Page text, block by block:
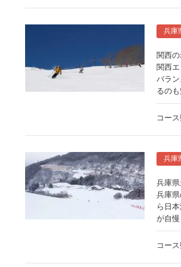
兵庫
関西
関西
バラ
るの
コー
兵庫
兵庫
兵庫
ら日
が自
コー